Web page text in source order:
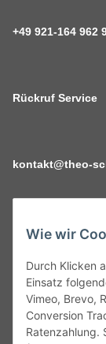
Wie wir
Durch Klicken
Einsatz
Vimeo, Brevo,
Conversion
Ratenzahlung.
+49 921-164 962
Rückruf Service
kontakt@theo-
Service
Gesetzliche